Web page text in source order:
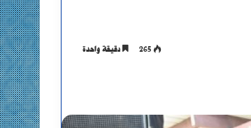
265 دقيقة واحدة